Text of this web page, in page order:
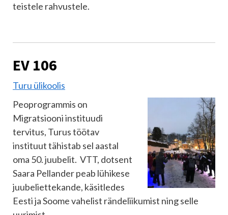
teistele rahvustele.
EV 106
Turu ülikoolis
Peoprogrammis on
Migratsiooni instituudi
tervitus, Turus töötav
instituut tähistab sel aastal
oma 50. juubelit. VTT, dotsent
Saara Pellander peab lühikese
juubeliettekande, käsitledes
Eesti ja Soome vahelist rändeliikumist ning selle